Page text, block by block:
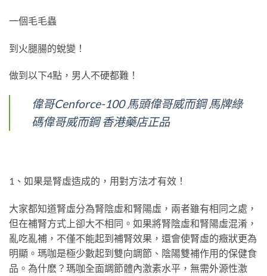
一個毛毛蟲
到火腿腸的蛻變！
做到以下4點，男人不硬都難！
偉哥Cenforce-100 馬頭偉哥威而鋼 馬牌綠
碼偉哥威而鋼 香港藥店正品
1、如果是腎虛造成的，用對方法才有效！
大家都知道腎虛分為腎陰虛和腎陽虛，兩者雖有相同之處，
但在補腎方式上卻大不相同。如果將腎陰虛和腎陽虛混淆，
亂吃亂補，不僅不能起到補腎效果，還會使腎虛的癥狀更為
明顯。瑪咖是極少數起到雙向調節、陰陽雙補作用的保健食
品。為什麽？瑪咖全面調節體內激素水平，無需外源性激